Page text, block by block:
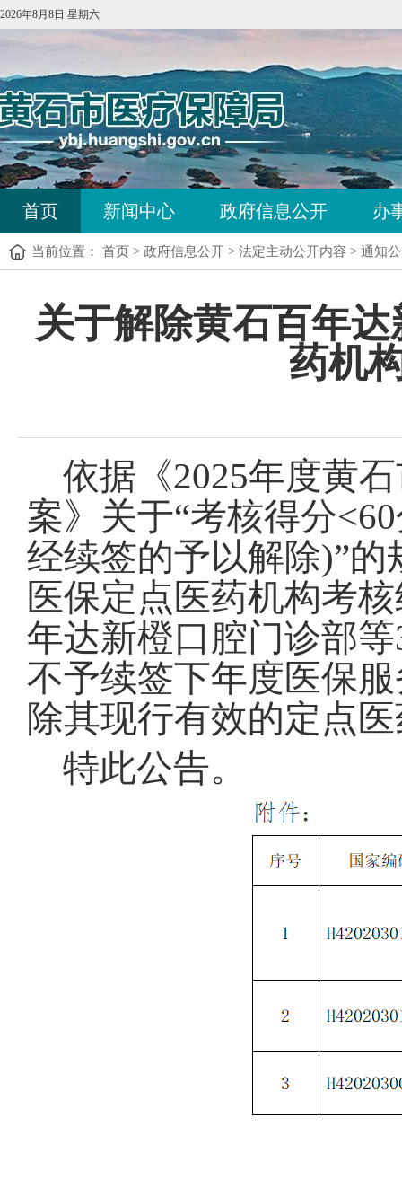
2026年8月8日 星期六
首页 新闻中心 政府信息公开 办
当前位置： 首页 > 政府信息公开 > 法定主动公开内容 > 通知
关于解除黄石百年
药机
依据《2025年度黄
案》关于“考核得分
经续签的予以解除)”
医保定点医药机构考
年达新橙口腔门诊部
不予续签下年度医保
除其现行有效的定点
特此公告。